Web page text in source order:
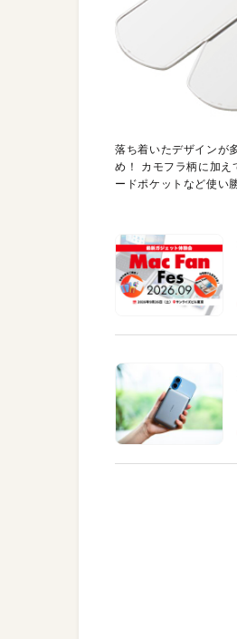
落ち着いたデザインが
め！ カモフラ柄に加え
ードポケットなど使い